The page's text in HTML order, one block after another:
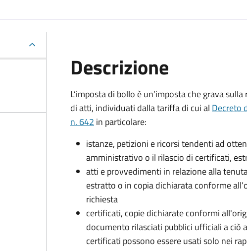
Descrizione
L’imposta di bollo è un’imposta che grava
di atti, individuati dalla tariffa di cui al Decreto
n. 642 in particolare:
istanze, petizioni e ricorsi tendenti ad
amministrativo o il rilascio di certificati,
atti e provvedimenti in relazione alla
estratto o in copia dichiarata conforme
richiesta
certificati, copie dichiarate conformi
documento rilasciati pubblici ufficiali a ciò
certificati possono essere usati solo nei